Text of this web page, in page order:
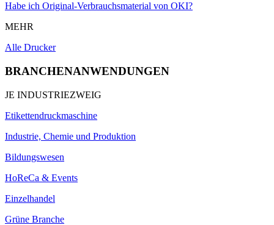
Habe ich Original-Verbrauchsmaterial von OKI?
MEHR
Alle Drucker
BRANCHENANWENDUNGEN
JE INDUSTRIEZWEIG
Etikettendruckmaschine
Industrie, Chemie und Produktion
Bildungswesen
HoReCa & Events
Einzelhandel
Grüne Branche